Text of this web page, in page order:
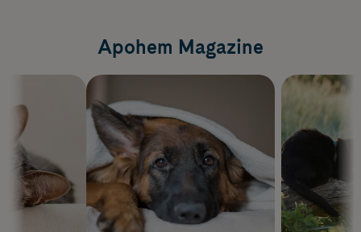
Apohem Magazine